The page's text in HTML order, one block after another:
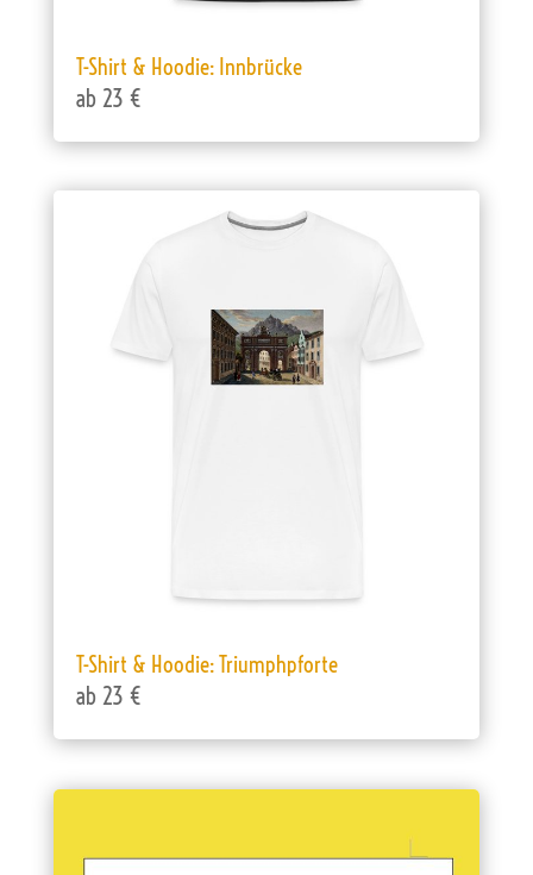
T-Shirt & Hoodie: Innbrücke
ab 23 €
T-Shirt & Hoodie: Triumphpforte
ab 23 €